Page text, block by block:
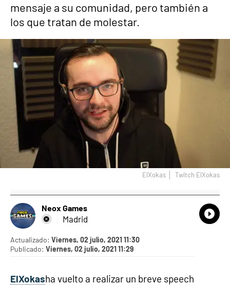
mensaje a su comunidad, pero también a
los que tratan de molestar.
ElXokas Twitch ElXokas
Neox Games
Madrid
Actualizado: Viernes, 02 julio, 2021 11:30
Publicado: Viernes, 02 julio, 2021 11:29
ElXokasha vuelto a realizar un breve speech